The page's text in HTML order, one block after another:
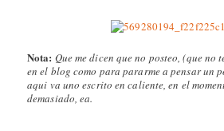
Nota: Que me dicen que no posteo, (que no
en el blog como para pararme a pensar un
aqui va uno escrito en caliente, en el
demasiado, ea.